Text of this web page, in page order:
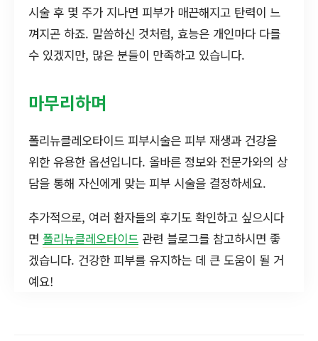
시술 후 몇 주가 지나면 피부가 매끈해지고 탄력이 느
껴지곤 하죠. 말씀하신 것처럼, 효능은 개인마다 다를
수 있겠지만, 많은 분들이 만족하고 있습니다.
마무리하며
폴리뉴클레오타이드 피부시술은 피부 재생과 건강을
위한 유용한 옵션입니다. 올바른 정보와 전문가와의 상
담을 통해 자신에게 맞는 피부 시술을 결정하세요.
추가적으로, 여러 환자들의 후기도 확인하고 싶으시다
면 폴리뉴클레오타이드 관련 블로그를 참고하시면 좋
겠습니다. 건강한 피부를 유지하는 데 큰 도움이 될 거
예요!